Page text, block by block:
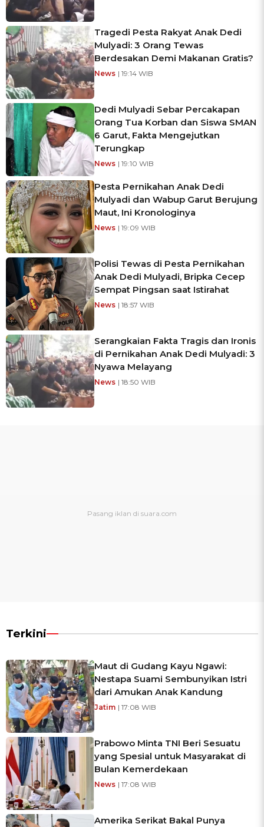
Tragedi Pesta Rakyat Anak Dedi
Mulyadi: 3 Orang Tewas
Berdesakan Demi Makanan Gratis?
News | 19:14 WIB
Dedi Mulyadi Sebar Percakapan
Orang Tua Korban dan Siswa SMAN
6 Garut, Fakta Mengejutkan
Terungkap
News | 19:10 WIB
Pesta Pernikahan Anak Dedi
Mulyadi dan Wabup Garut Berujung
Maut, Ini Kronologinya
News | 19:09 WIB
Polisi Tewas di Pesta Pernikahan
Anak Dedi Mulyadi, Bripka Cecep
Sempat Pingsan saat Istirahat
News | 18:57 WIB
Serangkaian Fakta Tragis dan Ironis
di Pernikahan Anak Dedi Mulyadi: 3
Nyawa Melayang
News | 18:50 WIB
Terkini
Maut di Gudang Kayu Ngawi:
Nestapa Suami Sembunyikan Istri
dari Amukan Anak Kandung
Jatim | 17:08 WIB
Prabowo Minta TNI Beri Sesuatu
yang Spesial untuk Masyarakat di
Bulan Kemerdekaan
News | 17:08 WIB
Amerika Serikat Bakal Punya